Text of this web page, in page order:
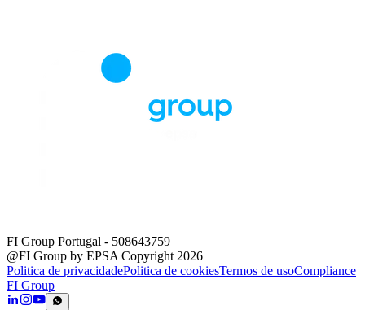
FI Group Portugal - 508643759
@FI Group by EPSA Copyright 2026
Politica de privacidadePolitica de cookiesTermos de usoCompliance
FI Group